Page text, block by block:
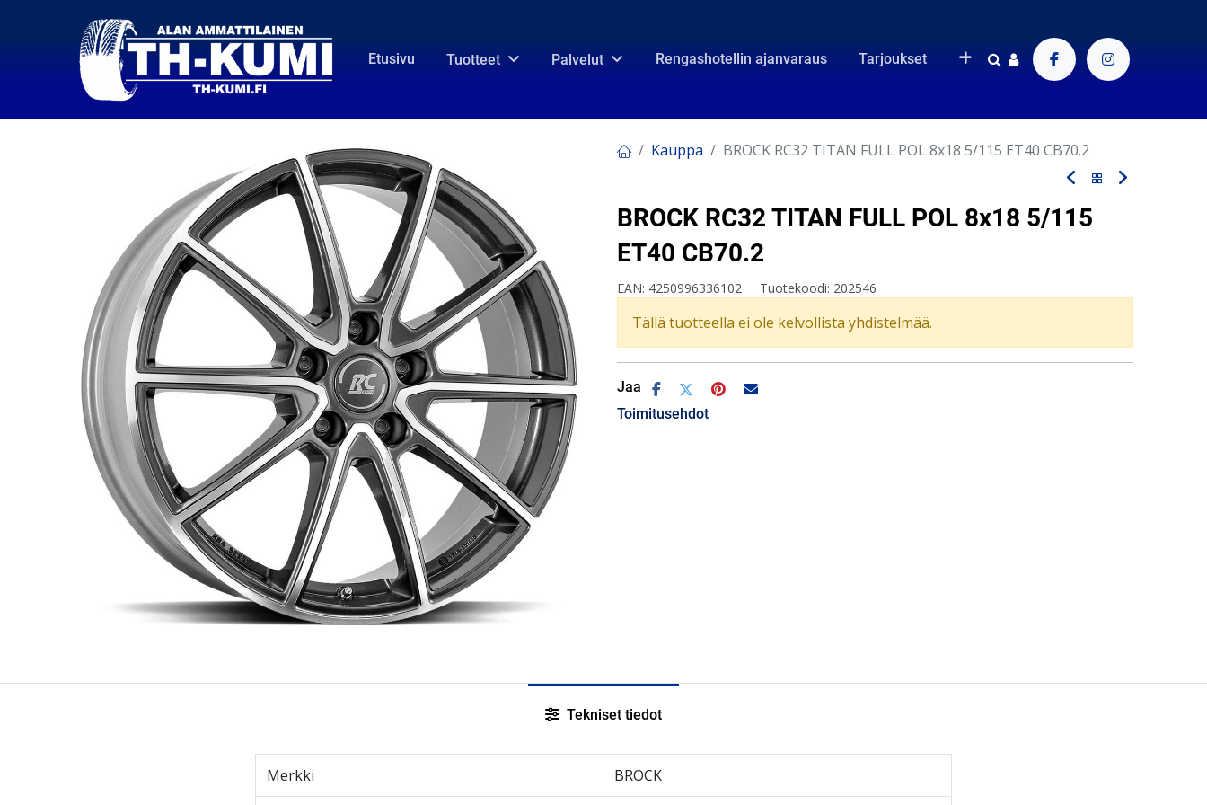
Etusivu Tuotteet Palvelut Rengashotellin ajanvaraus Tarjoukset
Kauppa BROCK RC32 TITAN FULL POL 8x18 5/115 ET40 CB70.2
BROCK RC32 TITAN FULL POL 8x18 5/115
ET40 CB70.2
EAN: 4250996336102 Tuotekoodi: 202546
Tällä tuotteella ei ole kelvollista yhdistelmää.
Jaa
Toimitusehdot
Tekniset tiedot
Merkki BROCK